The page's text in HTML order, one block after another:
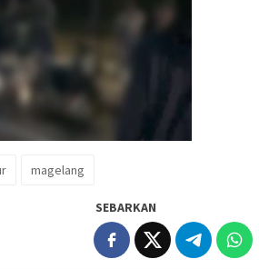
magelang
SEBARKAN